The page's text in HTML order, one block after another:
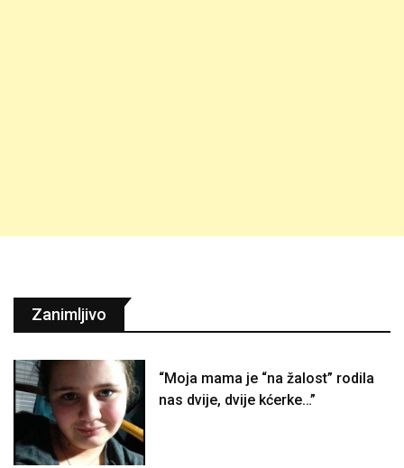
Zanimljivo
“Moja mama je “na žalost” rodila
nas dvije, dvije kćerke…”